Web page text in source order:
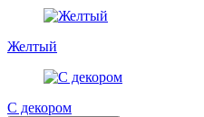
Желтый
С декором